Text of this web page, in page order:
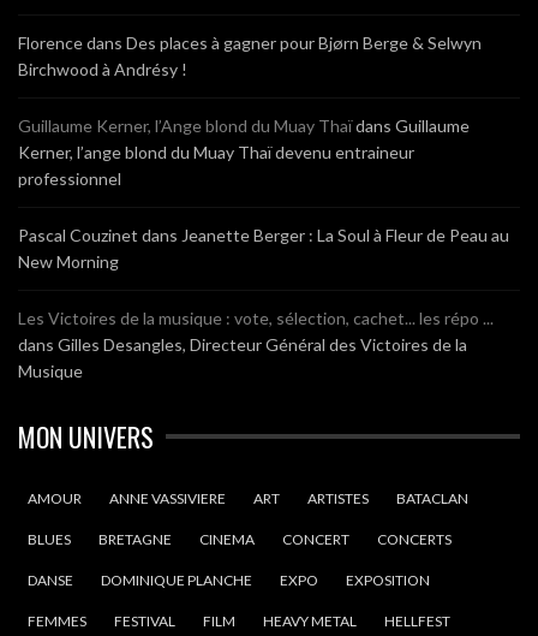
Florencedans Des places à gagner pour Bjørn Berge & Selwyn
Birchwood à Andrésy !
Guillaume Kerner, l’Ange blond du Muay Thaïdans Guillaume
Kerner, l’ange blond du Muay Thaï devenu entraineur
professionnel
Pascal Couzinet dans Jeanette Berger : La Soul à Fleur de Peau au
New Morning
Les Victoires de la musique : vote, sélection, cachet... les répo ...
dans Gilles Desangles, Directeur Général des Victoires de la
Musique
MON UNIVERS
AMOUR ANNE VASSIVIERE ART ARTISTES BATACLAN
BLUES BRETAGNE CINEMA CONCERT CONCERTS
DANSE DOMINIQUE PLANCHE EXPO EXPOSITION
FEMMES FESTIVAL FILM HEAVY METAL HELLFEST